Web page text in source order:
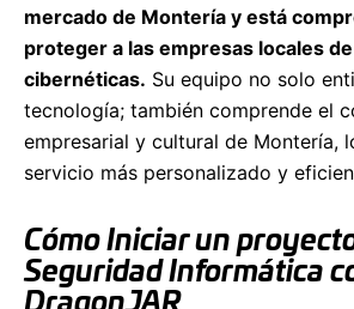
mercado de Montería y está
proteger a las empresas locales
cibernéticas. Su equipo no solo
tecnología; también comprende el
empresarial y cultural de Montería,
servicio más personalizado y
Cómo Iniciar un
Seguridad Informática